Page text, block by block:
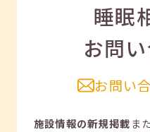
睡眠
お問
お問い
施設情報の新規掲載ま